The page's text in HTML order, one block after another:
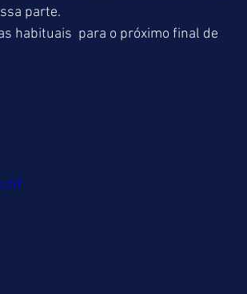
parte.
habituais  para o próximo final de